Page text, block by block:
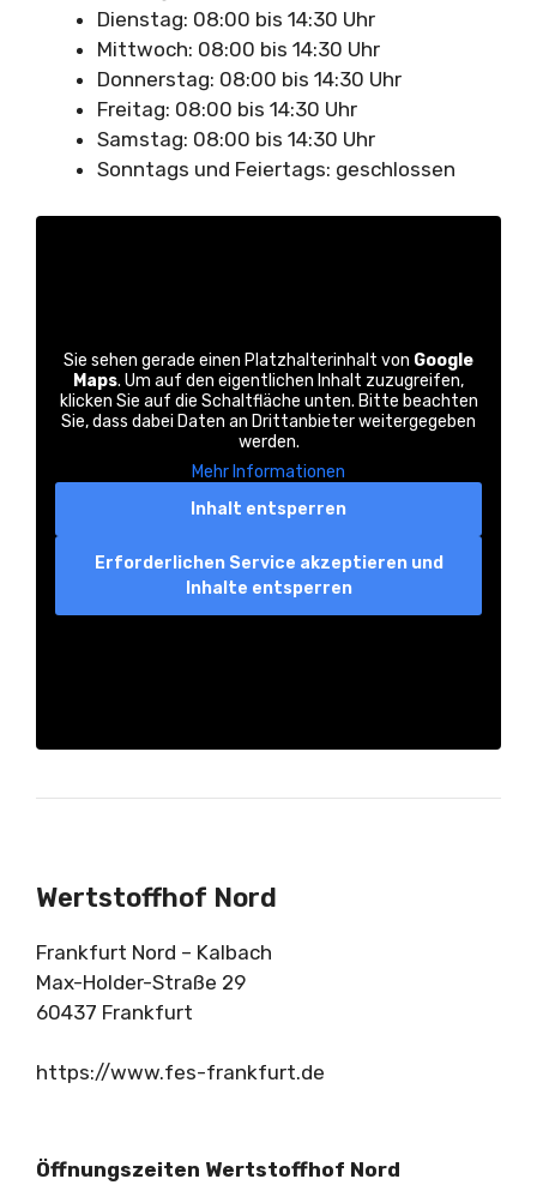
Dienstag: 08:00 bis 14:30 Uhr
Mittwoch: 08:00 bis 14:30 Uhr
Donnerstag: 08:00 bis 14:30 Uhr
Freitag: 08:00 bis 14:30 Uhr
Samstag: 08:00 bis 14:30 Uhr
Sonntags und Feiertags: geschlossen
Sie sehen gerade einen Platzhalterinhalt von Google
Maps. Um auf den eigentlichen Inhalt zuzugreifen,
klicken Sie auf die Schaltfläche unten. Bitte beachten
Sie, dass dabei Daten an Drittanbieter weitergegeben
werden.
Mehr Informationen
Inhalt entsperren
Erforderlichen Service akzeptieren und
Inhalte entsperren
Wertstoffhof Nord
Frankfurt Nord – Kalbach
Max-Holder-Straße 29
60437 Frankfurt
https://www.fes-frankfurt.de
Öffnungszeiten Wertstoffhof Nord